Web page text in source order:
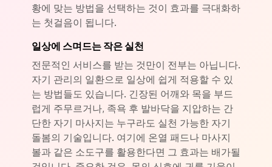
황에 맞는 방법을 선택하는 것이 효과를 극대화하
는 첫걸음이 됩니다.
일상에 스며드는 작은 실천
전문적인 서비스를 받는 것만이 전부는 아닙니다.
자기 관리의 일환으로 일상에 쉽게 적용할 수 있
는 방법들도 있습니다. 긴장된 어깨와 목을 부드
럽게 주무르거나, 족욕 후 발바닥을 지압하는 간
단한 자기 마사지는 누구라도 실천 가능한 자기
돌봄의 기술입니다. 여기에 온열 패드나 마사지
볼과 같은 소도구를 활용한다면 그 효과는 배가될